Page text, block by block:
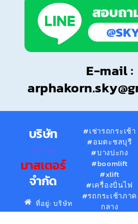
E-mail :
บริษัท
มาสเตอร์
จำกัด
ที่อยู่: บริษัท
สกายมาส
#เช่ารถกระเช้า
#อมตะชลบุรี
#บางปะกง
#boomlift
#xlift
#เครื่องปั่นไฟ
#รถกระเช้าภาค
กลาง